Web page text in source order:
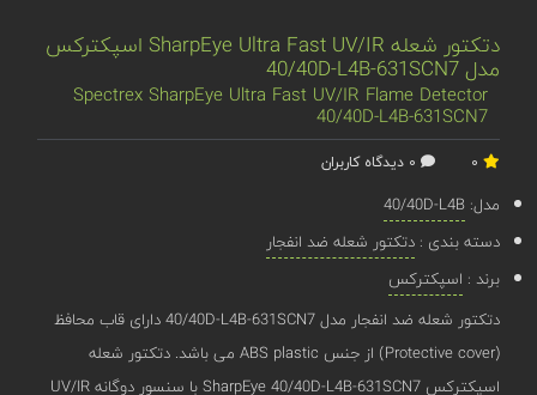
دتکتور شعله SharpEye Ultra Fast UV/IR اسپکترکس
مدل 40/40D-L4B-631SCN7
Spectrex SharpEye Ultra Fast UV/IR Flame Detector
40/40D-L4B-631SCN7
مدل:40/40D-L4B
دسته بندی :دتکتور شعله ضد انفجار
برند : اسپکترکس
دتکتور شعله ضد انفجار مدل 40/40D-L4B-631SCN7 دارای قاب محافظ
(Protective cover) از جنس ABS plastic می باشد. دتکتور شعله
اسپکترکس SharpEye 40/40D-L4B-631SCN7 با سنسور دوگانه UV/IR